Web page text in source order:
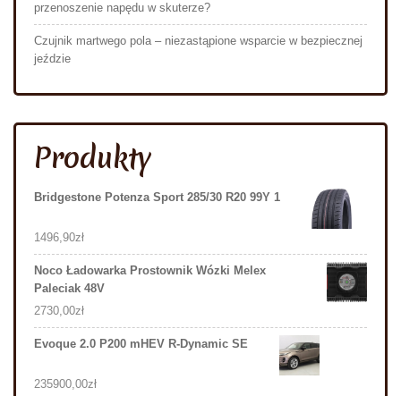
przenoszenie napędu w skuterze?
Czujnik martwego pola – niezastąpione wsparcie w bezpiecznej
jeździe
Produkty
Bridgestone Potenza Sport 285/30 R20 99Y 1
1496,90zł
Noco Ładowarka Prostownik Wózki Melex
Paleciak 48V
2730,00zł
Evoque 2.0 P200 mHEV R-Dynamic SE
235900,00zł